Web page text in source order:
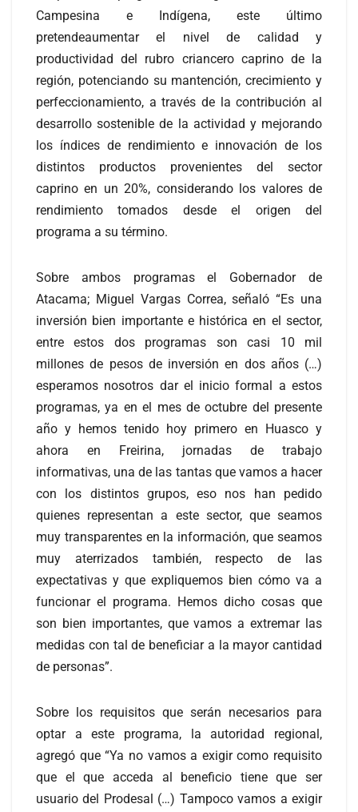
Campesina e Indígena, este último
pretendeaumentar el nivel de calidad y
productividad del rubro criancero caprino de la
región, potenciando su mantención, crecimiento y
perfeccionamiento, a través de la contribución al
desarrollo sostenible de la actividad y mejorando
los índices de rendimiento e innovación de los
distintos productos provenientes del sector
caprino en un 20%, considerando los valores de
rendimiento tomados desde el origen del
programa a su término.
Sobre ambos programas el Gobernador de
Atacama; Miguel Vargas Correa, señaló “Es una
inversión bien importante e histórica en el sector,
entre estos dos programas son casi 10 mil
millones de pesos de inversión en dos años (…)
esperamos nosotros dar el inicio formal a estos
programas, ya en el mes de octubre del presente
año y hemos tenido hoy primero en Huasco y
ahora en Freirina, jornadas de trabajo
informativas, una de las tantas que vamos a hacer
con los distintos grupos, eso nos han pedido
quienes representan a este sector, que seamos
muy transparentes en la información, que seamos
muy aterrizados también, respecto de las
expectativas y que expliquemos bien cómo va a
funcionar el programa. Hemos dicho cosas que
son bien importantes, que vamos a extremar las
medidas con tal de beneficiar a la mayor cantidad
de personas”.
Sobre los requisitos que serán necesarios para
optar a este programa, la autoridad regional,
agregó que “Ya no vamos a exigir como requisito
que el que acceda al beneficio tiene que ser
usuario del Prodesal (…) Tampoco vamos a exigir